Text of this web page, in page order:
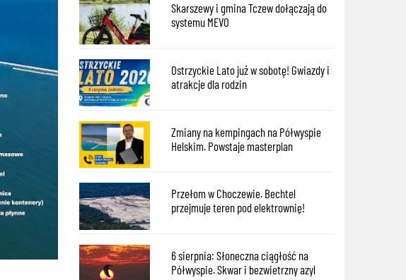
Skarszewy i gmina Tczew dołączają do
systemu MEVO
Ostrzyckie Lato już w sobotę! Gwiazdy i
atrakcje dla rodzin
Zmiany na kempingach na Półwyspie
Helskim. Powstaje masterplan
Przełom w Choczewie. Bechtel
przejmuje teren pod elektrownię!
6 sierpnia: Słoneczna ciągłość na
Półwyspie. Skwar i bezwietrzny azyl